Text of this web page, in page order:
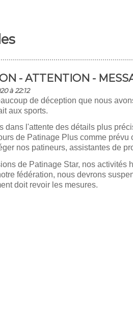
- ATTENTION -
à 22:12
de déception que nous
aux sports.
dans l'attente des détails plus
de Patinage Plus comme
nos patineurs, assistantes de
de Patinage Star, nos
fédération, nous devrons
doit revoir les mesures.